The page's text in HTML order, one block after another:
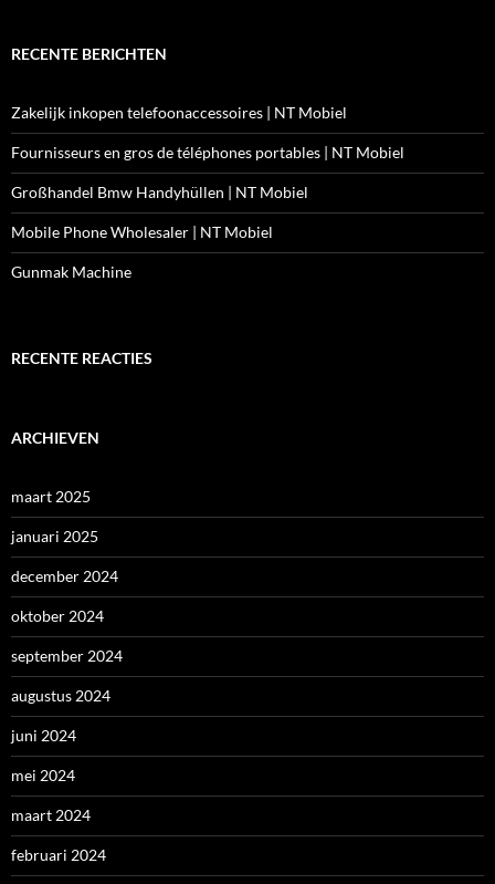
RECENTE BERICHTEN
Zakelijk inkopen telefoonaccessoires | NT Mobiel
Fournisseurs en gros de téléphones portables | NT Mobiel
Großhandel Bmw Handyhüllen | NT Mobiel
Mobile Phone Wholesaler | NT Mobiel
Gunmak Machine
RECENTE REACTIES
ARCHIEVEN
maart 2025
januari 2025
december 2024
oktober 2024
september 2024
augustus 2024
juni 2024
mei 2024
maart 2024
februari 2024